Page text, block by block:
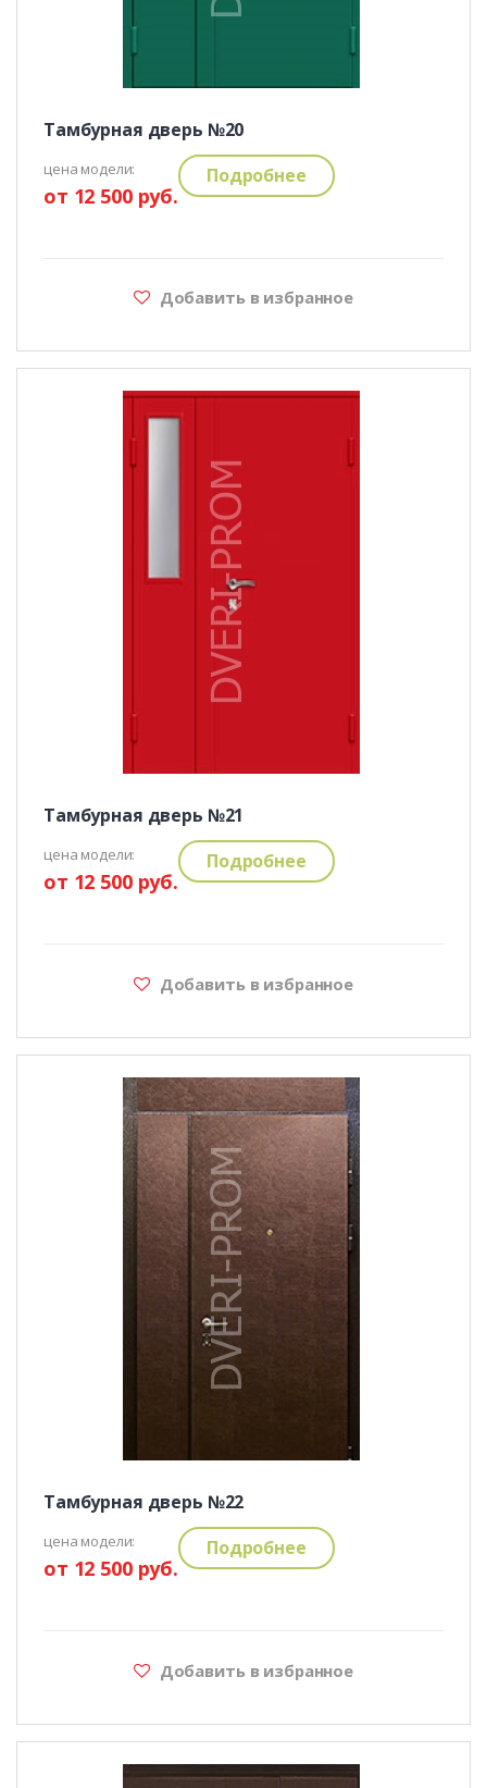
Тамбурная дверь №20
цена модели:
от 12 500 руб.
Подробнее
Добавить в избранное
Тамбурная дверь №21
цена модели:
от 12 500 руб.
Подробнее
Добавить в избранное
Тамбурная дверь №22
цена модели:
от 12 500 руб.
Подробнее
Добавить в избранное